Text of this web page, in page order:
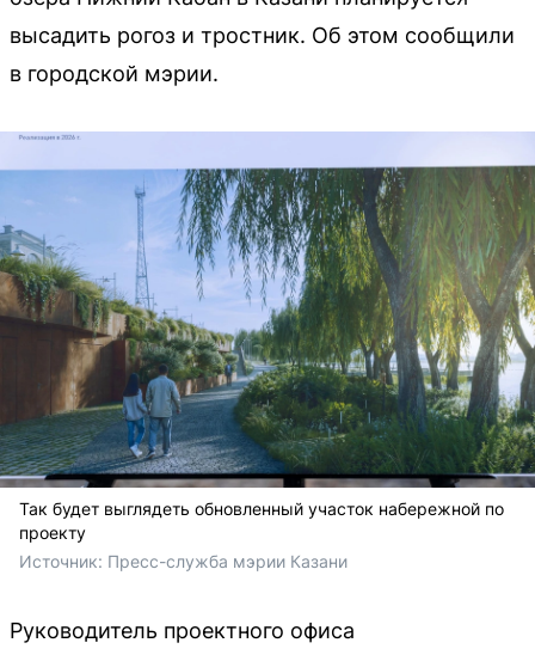
высадить рогоз и тростник. Об этом сообщили
в городской мэрии.
Так будет выглядеть обновленный участок набережной по
проекту
Источник: Пресс-служба мэрии Казани
Руководитель проектного офиса